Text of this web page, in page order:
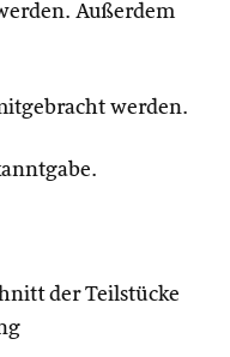
Außerdem
werden.
der Teilstücke